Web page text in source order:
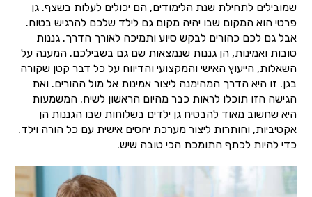
שמובילים לתחילת שנת הלימודים, הם יכולים לעלות בשצף. גן
פרטי הוא המקום שבו יהיה מקום גם לילד שלכם להרגיש בטוח.
אבל גם לכם כהורים לבקש סיוע ותמיכה לאורך הדרך. גננות
טובות ואמינות, הן גננות שנמצאות שם גם בשבילכם. המענה על
השאלות, הייעוץ האישי והמקצועי והדיווח על כל דבר קטן שקורה
בגן. זו היא הדרך המהימנה ליצור אמינות אל מול ההורים. ואת
הגישה הזו תוכלו לראות כבר מהיום הראשון לשיח. המשמעות
היא שחשוב מאוד להבטיח גן ילדים בשלוחות שבו הגננות הן
אקטיביות, וחותרות ליצור מערכת יחסים אישית עם כל הורה וילד.
כדי להיות לכתף התומכת הכי טובה שיש.